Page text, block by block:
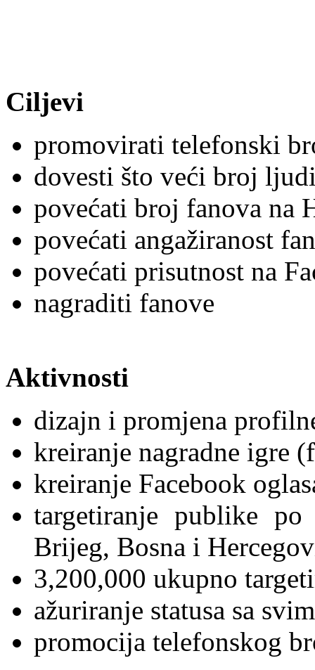
Ciljevi
promovirati telefonski
dovesti što veći broj
povećati broj fanova na
povećati angažiranost
povećati prisutnost na
nagraditi fanove
Aktivnosti
dizajn i promjena
kreiranje nagradne igre
kreiranje Facebook
targetiranje publike
Brijeg, Bosna i
3,200,000 ukupno
ažuriranje statusa sa
promocija telefonskog